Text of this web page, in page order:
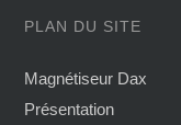
PLAN DU SITE
Magnétiseur Dax
Présentation